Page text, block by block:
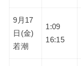
9月17
日(金)
若潮
1:09
16:15